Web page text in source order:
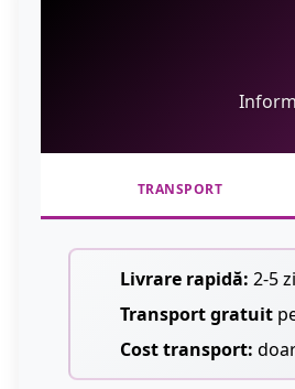
TRANSPORT
Livrare rapidă: 2-5
Transport gratuit
Cost transport: